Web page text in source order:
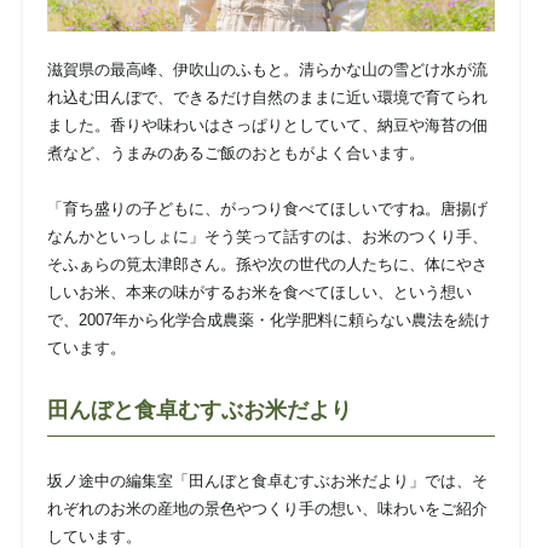
滋賀県の最高峰、伊吹山のふもと。清らかな山の雪どけ水が流
れ込む田んぼで、できるだけ自然のままに近い環境で育てられ
ました。香りや味わいはさっぱりとしていて、納豆や海苔の佃
煮など、うまみのあるご飯のおともがよく合います。
「育ち盛りの子どもに、がっつり食べてほしいですね。唐揚げ
なんかといっしょに」そう笑って話すのは、お米のつくり手、
そふぁらの筧太津郎さん。孫や次の世代の人たちに、体にやさ
しいお米、本来の味がするお米を食べてほしい、という想い
で、2007年から化学合成農薬・化学肥料に頼らない農法を続け
ています。
田んぼと食卓むすぶお米だより
坂ノ途中の編集室「田んぼと食卓むすぶお米だより」では、そ
れぞれのお米の産地の景色やつくり手の想い、味わいをご紹介
しています。